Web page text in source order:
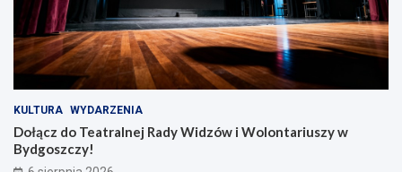
KULTURA WYDARZENIA
Dołącz do Teatralnej Rady Widzów i Wolontariuszy w
Bydgoszczy!